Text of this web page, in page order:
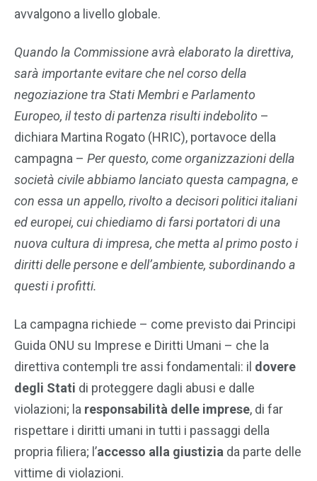
avvalgono a livello globale.
Quando la Commissione avrà elaborato la direttiva,
sarà importante evitare che nel corso della
negoziazione tra Stati Membri e Parlamento
Europeo, il testo di partenza risulti indebolito –
dichiara Martina Rogato (HRIC), portavoce della
campagna – Per questo, come organizzazioni della
società civile abbiamo lanciato questa campagna, e
con essa un appello, rivolto a decisori politici italiani
ed europei, cui chiediamo di farsi portatori di una
nuova cultura di impresa, che metta al primo posto i
diritti delle persone e dell’ambiente, subordinando a
questi i profitti.
La campagna richiede – come previsto dai Principi
Guida ONU su Imprese e Diritti Umani – che la
direttiva contempli tre assi fondamentali: il dovere
degli Stati di proteggere dagli abusi e dalle
violazioni; la responsabilità delle imprese, di far
rispettare i diritti umani in tutti i passaggi della
propria filiera; l’accesso alla giustizia da parte delle
vittime di violazioni.